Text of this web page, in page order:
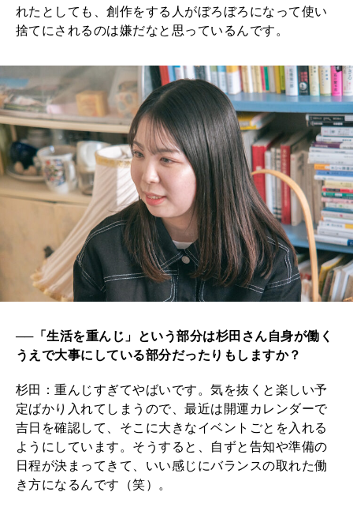
れたとしても、創作をする人がぼろぼろになって使い
捨てにされるのは嫌だなと思っているんです。
──「生活を重んじ」という部分は杉田さん自身が働く
うえで大事にしている部分だったりもしますか？
杉田：重んじすぎてやばいです。気を抜くと楽しい予
定ばかり入れてしまうので、最近は開運カレンダーで
吉日を確認して、そこに大きなイベントごとを入れる
ようにしています。そうすると、自ずと告知や準備の
日程が決まってきて、いい感じにバランスの取れた働
き方になるんです（笑）。